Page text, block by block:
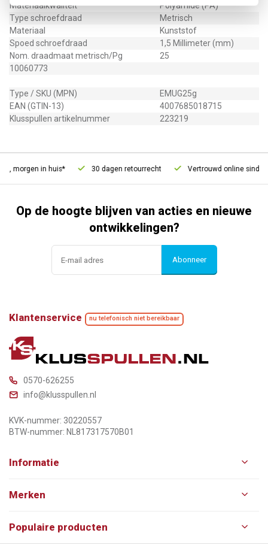
Materiaalkwaliteit
Polyamide (PA)
Type schroefdraad
Metrisch
Materiaal
Kunststof
Spoed schroefdraad
1,5 Millimeter (mm)
Nom. draadmaat metrisch/Pg
25
10060773
Type / SKU (MPN)
EMUG25g
EAN (GTIN-13)
4007685018715
Klusspullen artikelnummer
223219
morgen in huis* 30 dagen retourrecht Vertrouwd online sinds
Op de hoogte blijven van acties en nieuwe
ontwikkelingen?
Abonneer
Klantenservice nu telefonisch niet bereikbaar
0570-626255
info@klusspullen.nl
KVK-nummer: 30220557
BTW-nummer: NL817317570B01
Informatie
Merken
Populaire producten